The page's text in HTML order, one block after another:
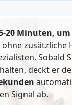
20 Minuten,
ohne zusätzliche
Sobald
deckt er
Signal ab.